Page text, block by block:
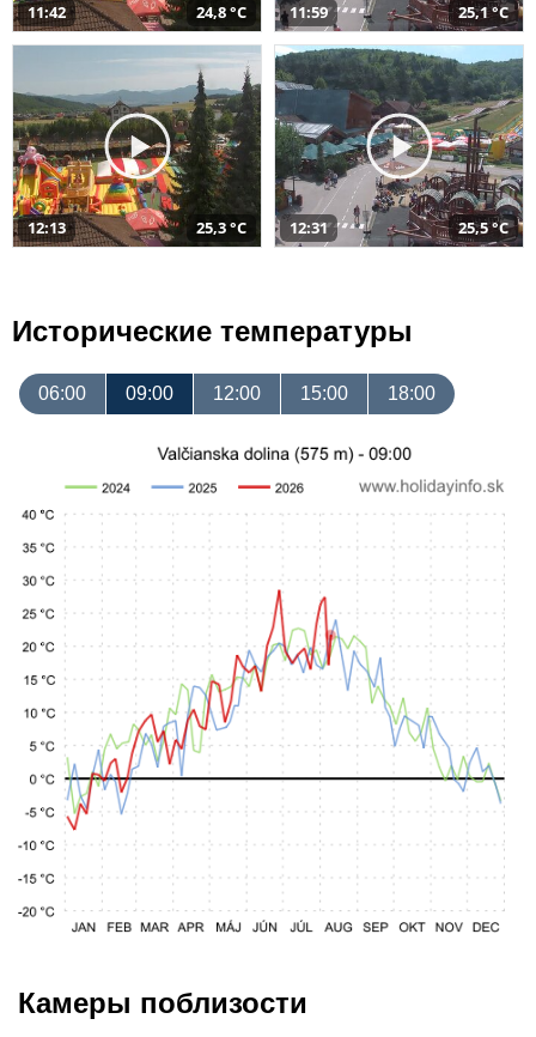
11:42 24,8 °C 11:59 25,1 °C
12:13 25,3 °C 12:31 25,5 °C
Исторические температуры
06:00 09:00 12:00 15:00 18:00
Камеры поблизости